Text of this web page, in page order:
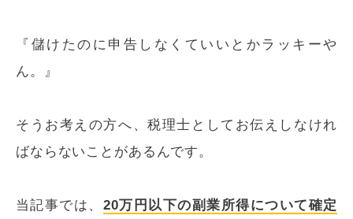
『儲けたのに申告しなくていいとかラッキーや
ん。』
そうお考えの方へ、税理士としてお伝えしなけれ
ばならないことがあるんです。
当記事では、 20万円以下の副業所得について確定